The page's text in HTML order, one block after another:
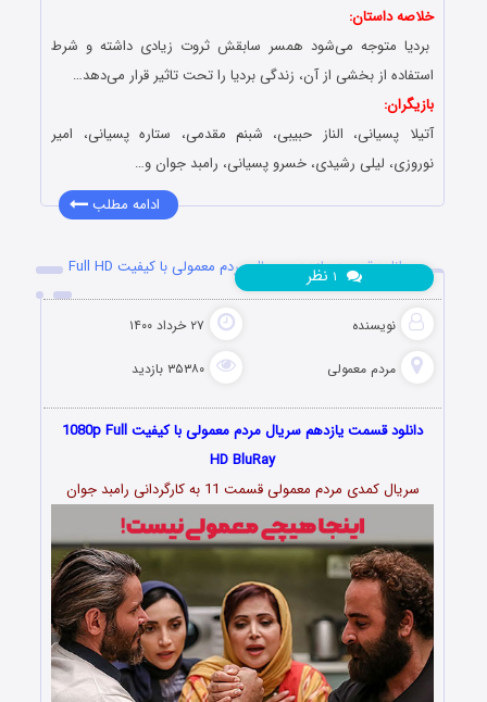
خلاصه داستان:
بردیا متوجه می‌شود همسر سابقش ثروت زیادی داشته و شرط
استفاده از بخشی از آن، زندگی بردیا را تحت تاثیر قرار می‌دهد…
بازیگران:
آتیلا پسیانی، الناز حبیبی، شبنم مقدمی، ستاره پسیانی، امیر
نوروزی، لیلی رشیدی، خسرو پسیانی، رامبد جوان و…
ادامه مطلب
دانلود قسمت یازدهم سریال مردم معمولی با کیفیت Full HD
نویسنده ۲۷ خرداد ۱۴۰۰
مردم معمولی ۳۵۳۸۰ بازدید
نظر
دانلود قسمت یازدهم سریال مردم معمولی با کیفیت 1080p Full
HD BluRay
سریال کمدی مردم معمولی قسمت 11 به کارگردانی رامبد جوان